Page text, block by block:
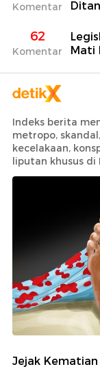
Komentar
62
Komentar
Mati
Indeks berita
metropo,
kecelakaan,
liputan khusus di
Jejak